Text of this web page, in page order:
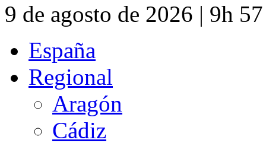
9 de agosto de 2026 | 9h
España
Regional
Aragón
Cádiz